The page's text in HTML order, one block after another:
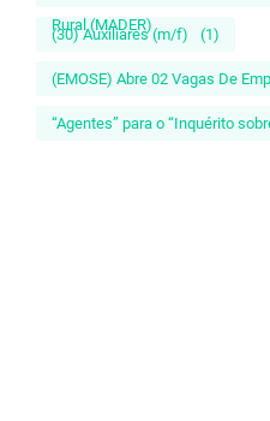
Rural (MADER)
(30) Auxiliares (m/f) (1)
(EMOSE) Abre 02 Vagas De
“Agentes” para o “Inquérito